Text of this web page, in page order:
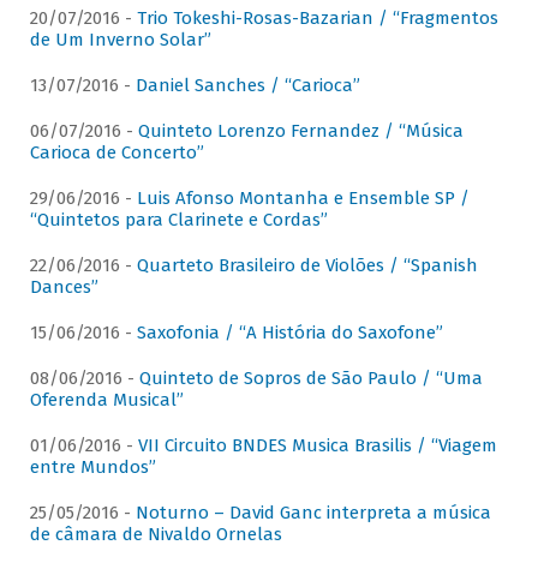
20/07/2016 - Trio Tokeshi-Rosas-Bazarian / “Fragmentos
de Um Inverno Solar”
13/07/2016 - Daniel Sanches / “Carioca”
06/07/2016 - Quinteto Lorenzo Fernandez / “Música
Carioca de Concerto”
29/06/2016 - Luis Afonso Montanha e Ensemble SP /
“Quintetos para Clarinete e Cordas”
22/06/2016 - Quarteto Brasileiro de Violões / “Spanish
Dances”
15/06/2016 - Saxofonia / “A História do Saxofone”
08/06/2016 - Quinteto de Sopros de São Paulo / “Uma
Oferenda Musical”
01/06/2016 - VII Circuito BNDES Musica Brasilis / “Viagem
entre Mundos”
25/05/2016 - Noturno – David Ganc interpreta a música
de câmara de Nivaldo Ornelas